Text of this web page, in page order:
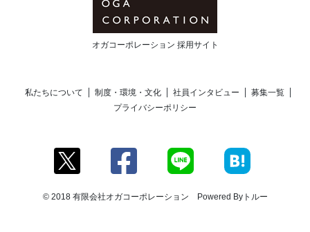
オガコーポレーション 採用サイト
私たちについて 制度・環境・文化 社員インタビュー
募集一覧
プライバシーポリシー
© 2018 有限会社オガコーポレーション Powered Byトルー